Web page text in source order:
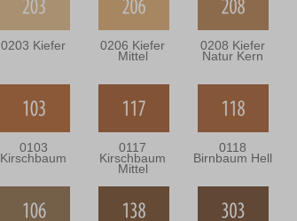
0203 Kiefer 0206 Kiefer
Mittel
0208 Kiefer
Natur Kern
0103
Kirschbaum
0117
Kirschbaum
Mittel
0118
Birnbaum Hell